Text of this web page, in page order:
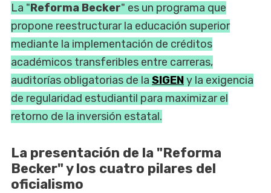
La "Reforma Becker" es un programa que
propone reestructurar la educación superior
mediante la implementación de créditos
académicos transferibles entre carreras,
auditorías obligatorias de la SIGENy la exigencia
de regularidad estudiantil para maximizar el
retorno de la inversión estatal.
La presentación de la "Reforma
Becker" y los cuatro pilares del
oficialismo